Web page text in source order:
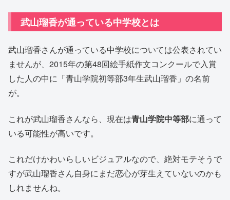
武山瑠香が通っている中学校とは
武山瑠香さんが通っている中学校については公表されてい
ませんが、2015年の第48回絵手紙作文コンクールで入賞
した人の中に「青山学院初等部3年生武山瑠香」の名前
が。
これが武山瑠香さんなら、現在は青山学院中等部に通って
いる可能性が高いです。
これだけかわいらしいビジュアルなので、絶対モテそうで
すが武山瑠香さん自身にまだ恋心が芽生えていないのかも
しれませんね。